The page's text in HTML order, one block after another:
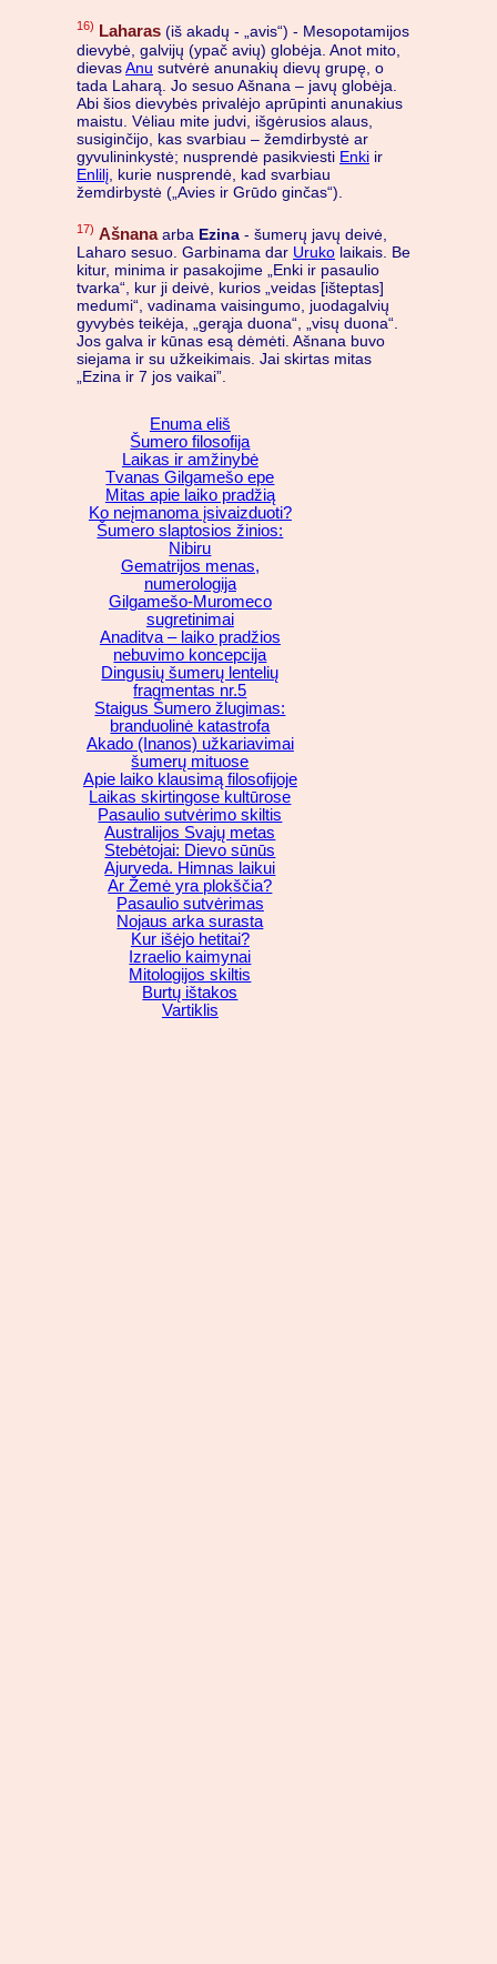
16) Laharas (iš akadų - „avis“) - Mesopotamijos
dievybė, galvijų (ypač avių) globėja. Anot mito,
dievasAnu sutvėrė anunakių dievų grupę, o
tada Laharą. Jo sesuo Ašnana – javų globėja.
Abi šios dievybės privalėjo aprūpinti anunakius
maistu. Vėliau mite judvi, išgėrusios alaus,
susiginčijo, kas svarbiau – žemdirbystė ar
gyvulininkystė; nusprendė pasikviesti Enki ir
Enlilį , kurie nusprendė, kad svarbiau
žemdirbystė („Avies ir Grūdo ginčas“).
17) Ašnanaarba Ezina - šumerų javų deivė,
Laharo sesuo. Garbinama dar Uruko laikais. Be
kitur, minima ir pasakojime „Enki ir pasaulio
tvarka“, kur ji deivė, kurios „veidas [išteptas]
medumi“, vadinama vaisingumo, juodagalvių
gyvybės teikėja, „gerąja duona“, „visų duona“.
Jos galva ir kūnas esą dėmėti. Ašnana buvo
siejama ir su užkeikimais. Jai skirtas mitas
„Ezina ir 7 jos vaikai”.
Enuma eliš
Šumero filosofija
Laikas ir amžinybė
Tvanas Gilgamešo epe
Mitas apie laiko pradžią
Ko neįmanoma įsivaizduoti?
Šumero slaptosios žinios:
Nibiru
Gematrijos menas,
numerologija
Gilgamešo-Muromeco
sugretinimai
Anaditva – laiko pradžios
nebuvimo koncepcija
Dingusių šumerų lentelių
fragmentas nr.5
Staigus Šumero žlugimas:
branduolinė katastrofa
Akado (Inanos) užkariavimai
šumerų mituose
Apie laiko klausimą filosofijoje
Laikas skirtingose kultūrose
Pasaulio sutvėrimo skiltis
Australijos Svajų metas
Stebėtojai: Dievo sūnūs
Ajurveda. Himnas laikui
Ar Žemė yra plokščia?
Pasaulio sutvėrimas
Nojaus arka surasta
Kur išėjo hetitai?
Izraelio kaimynai
Mitologijos skiltis
Burtų ištakos
Vartiklis